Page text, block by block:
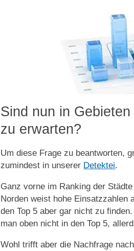
Sind nun in
zu erwarten?
Um diese Frage zu beantworten,
zumindest in unserer Detektei.
Ganz vorne im Ranking der
Norden weist hohe
den Top 5 aber gar nicht zu
man oben nicht in den Top 5,
Wohl trifft aber die Nachfrage